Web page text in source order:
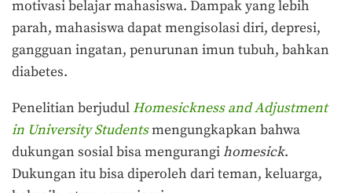
motivasi belajar mahasiswa. Dampak yang lebih
parah, mahasiswa dapat mengisolasi diri, depresi,
gangguan ingatan, penurunan imun tubuh, bahkan
diabetes.
Penelitian berjudul Homesickness and Adjustment
in University Studentsmengungkapkan bahwa
dukungan sosial bisa mengurangihomesick.
Dukungan itu bisa diperoleh dari teman, keluarga,